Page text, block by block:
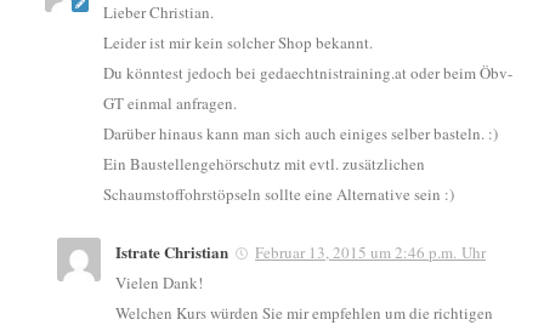
Lieber Christian.
Leider ist mir kein solcher Shop bekannt.
Du könntest jedoch bei gedaechtnistraining.at oder beim Öbv-
GT einmal anfragen.
Darüber hinaus kann man sich auch einiges selber basteln. :)
Ein Baustellengehörschutz mit evtl. zusätzlichen
Schaumstoffohrstöpseln sollte eine Alternative sein :)
Istrate Christian
Februar 13, 2015 um 2:46 p.m. Uhr
Vielen Dank!
Welchen Kurs würden Sie mir empfehlen um die richtigen